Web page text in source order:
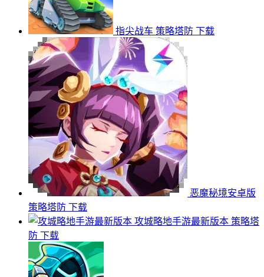
指尖战车 策略塔防 下载
恶魔秘境安卓版
策略塔防 下载
攻城略地手游最新版本 策略塔
防 下载